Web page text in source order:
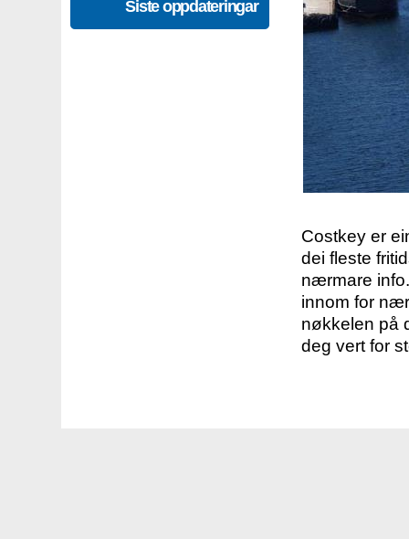
Siste oppdateringar
Costkey er
dei fleste
nærmare
innom for
nøkkelen på
deg vert for